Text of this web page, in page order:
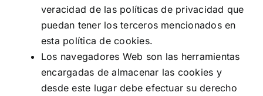
veracidad de las políticas de privacidad que
puedan tener los terceros mencionados en
esta política de cookies.
Los navegadores Web son las herramientas
encargadas de almacenar las cookies y
desde este lugar debe efectuar su derecho